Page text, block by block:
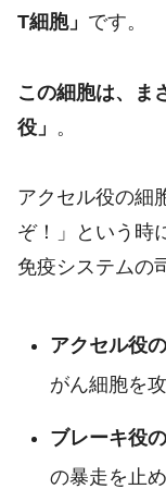
T細胞」 です。
この細胞は、ま
役」 。
アクセル役の細
ぞ！」という時
免疫システムの
アクセル役
がん細胞を攻
ブレーキ役
の暴走を止